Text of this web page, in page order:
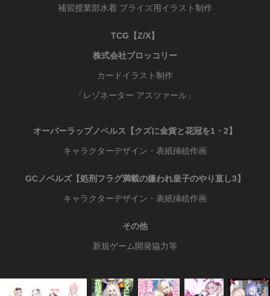
補習授業部水着 プライズ用イラスト制作
TCG 【Z/X】
株式会社ブロッコリー
カードイラスト制作
「レゾネーター アスツァール」
オーバーラップノベルス 【クズに金貨と花冠を1・2】
キャラクターデザイン・表紙挿絵作画
GCノベルズ【処刑フラグ満載の嫌われ皇子のやり直し3】
キャラクターデザイン・表紙挿絵作画
その他
新規ゲーム開発協力等